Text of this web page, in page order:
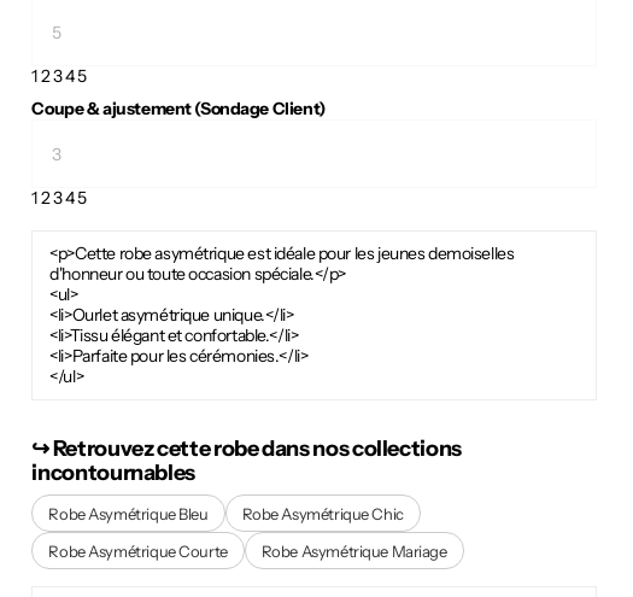
12345
Coupe & ajustement (Sondage Client)
12345
<p>Cette robe asymétrique est idéale pour les jeunes demoiselles
d'honneur ou toute occasion spéciale.</p>
<ul>
<li>Ourlet asymétrique unique.</li>
<li>Tissu élégant et confortable.</li>
<li>Parfaite pour les cérémonies.</li>
</ul>
↪︎ Retrouvez cette robe dans nos collections
incontournables
Robe Asymétrique Bleu
Robe Asymétrique Chic
Robe Asymétrique Courte
Robe Asymétrique Mariage